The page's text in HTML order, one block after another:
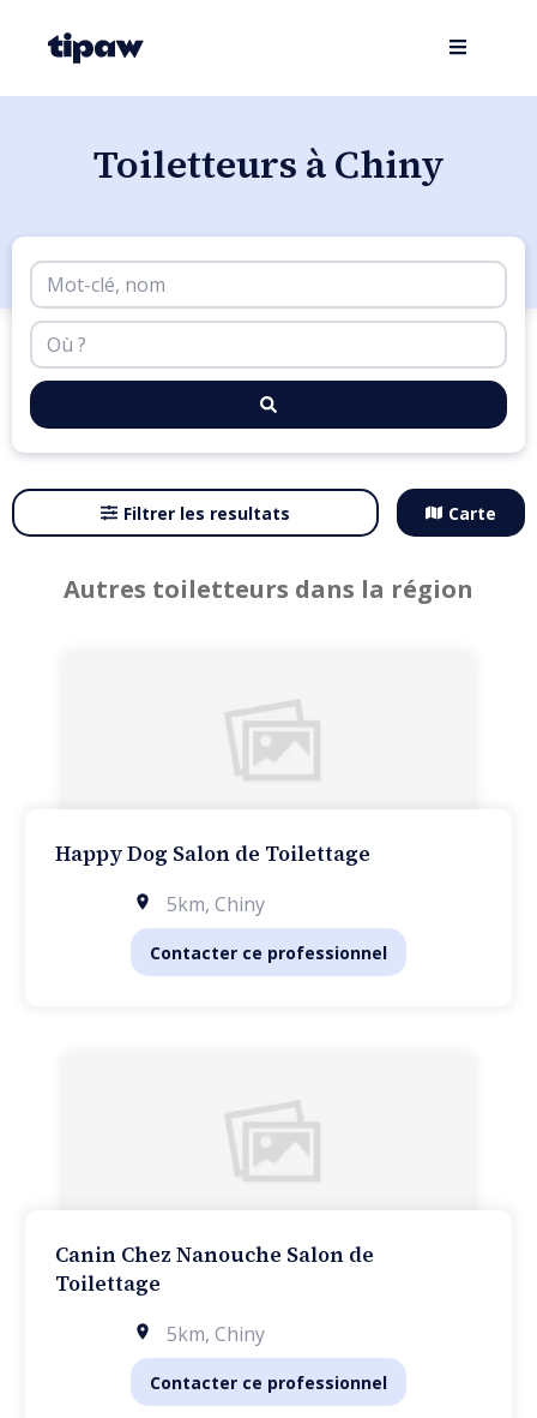
Toiletteurs à Chiny
Filtrer les resultats Carte
Autres toiletteurs dans la région
Happy Dog Salon de Toilettage
5km, Chiny
Contacter ce professionnel
Canin Chez Nanouche Salon de
Toilettage
5km, Chiny
Contacter ce professionnel